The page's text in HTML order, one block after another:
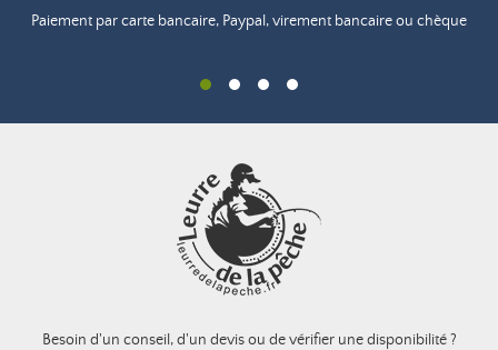
Paiement par carte bancaire, Paypal, virement bancaire ou chèque
Besoin d'un conseil, d'un devis ou de vérifier une disponibilité ?